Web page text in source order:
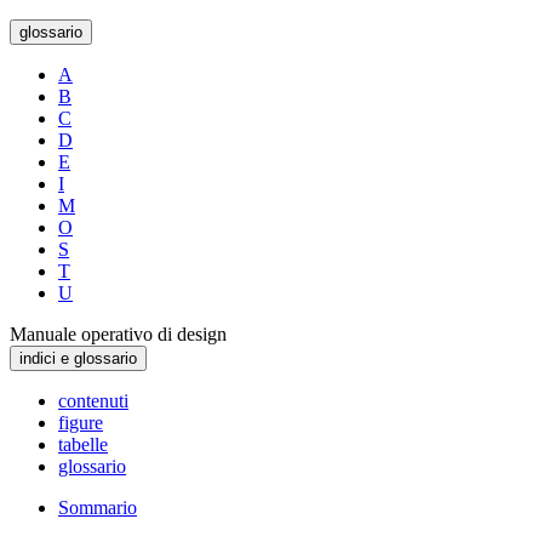
glossario
A
B
C
D
E
I
M
O
S
T
U
Manuale operativo di design
indici e glossario
contenuti
figure
tabelle
glossario
Sommario